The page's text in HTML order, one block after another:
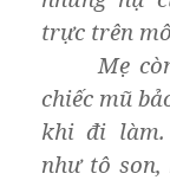
trực trên
Mẹ
chiếc mũ
khi đi làm.
như tô